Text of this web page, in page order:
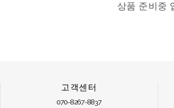
상품 준비중
고객센터
070-8267-8837